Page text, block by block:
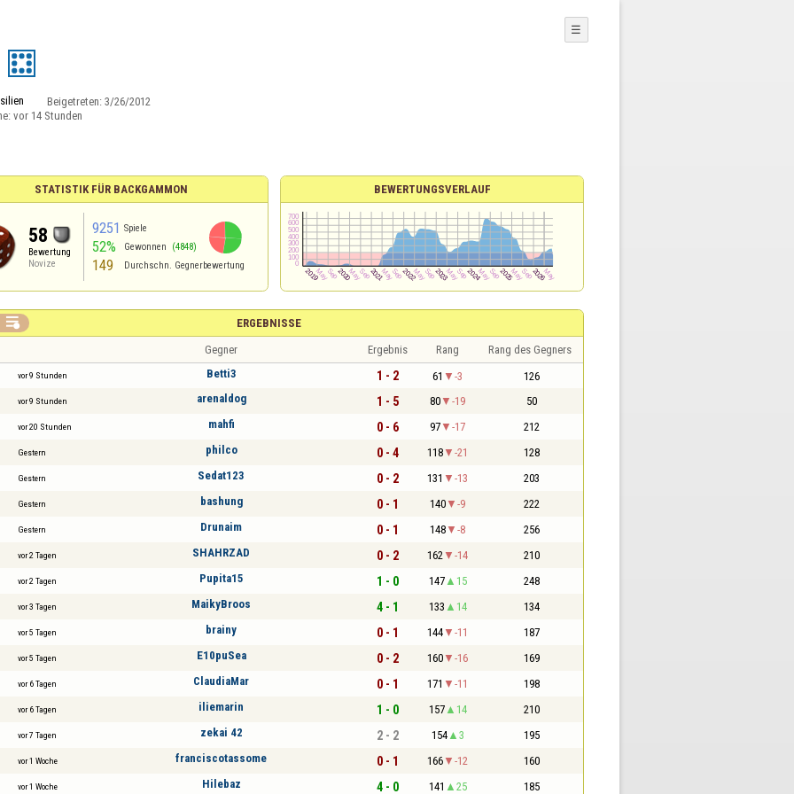
Beigetreten: 3/26/2012
vor 14 Stunden
☰
STATISTIK FÜR BACKGAMMON
58
Bewertung
Novize
9251 Spiele
52% Gewonnen (4848)
149 Durchschn. Gegnerbewertung
BEWERTUNGSVERLAUF
ERGEBNISSE

Gegner Ergebnis Rang Rang des Gegners
vor 9 Stunden Betti3 1 - 2 61 -3 126
vor 9 Stunden arenaldog 1 - 5 80 -19 50
vor 20 Stunden mahfi 0 - 6 97 -17 212
Gestern philco 0 - 4 118 -21 128
Gestern Sedat123 0 - 2 131 -13 203
Gestern bashung 0 - 1 140 -9 222
Gestern Drunaim 0 - 1 148 -8 256
vor 2 Tagen SHAHRZAD 0 - 2 162 -14 210
vor 2 Tagen Pupita15 1 - 0 147 15 248
vor 3 Tagen MaikyBroos 4 - 1 133 14 134
vor 5 Tagen brainy 0 - 1 144 -11 187
vor 5 Tagen E10puSea 0 - 2 160 -16 169
vor 6 Tagen ClaudiaMar 0 - 1 171 -11 198
vor 6 Tagen iliemarin 1 - 0 157 14 210
vor 7 Tagen zekai 42 2 - 2 154 3 195
vor 1 Woche franciscotassome 0 - 1 166 -12 160
vor 1 Woche Hilebaz 4 - 0 141 25 185